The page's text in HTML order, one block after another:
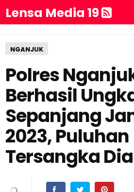
Lensa Media 19
NGANJUK
Polres
Berhasil
Sepanjang
2023, Puluhan
Tersangka